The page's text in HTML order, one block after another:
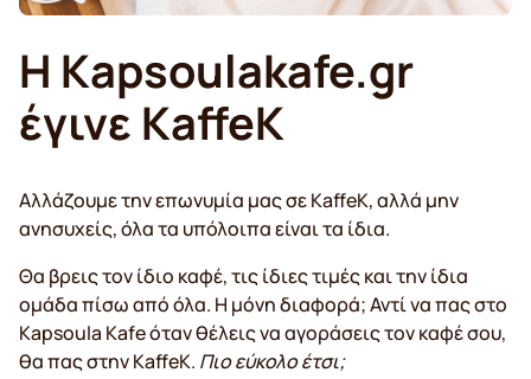
Η Kapsoulakafe.gr
έγινε KaffeK
Αλλάζουμε την επωνυμία μας σε KaffeK, αλλά μην
ανησυχείς, όλα τα υπόλοιπα είναι τα ίδια.
Θα βρεις τον ίδιο καφέ, τις ίδιες τιμές και την ίδια
ομάδα πίσω από όλα. Η μόνη διαφορά; Αντί να πας στο
Kapsoula Kafe όταν θέλεις να αγοράσεις τον καφέ σου,
θα πας στην KaffeK. Πιο εύκολο έτσι;